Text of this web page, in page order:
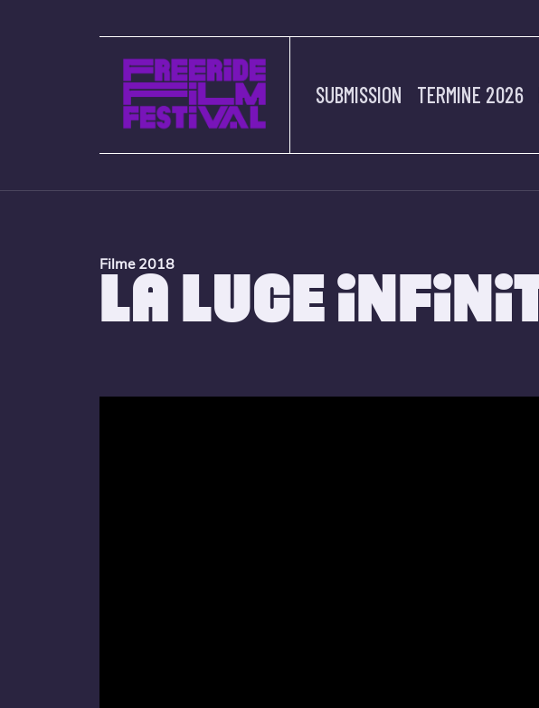
SUBMISSION TERMINE 2026
Filme 2018
LA LUCE